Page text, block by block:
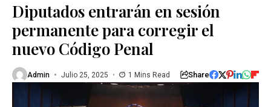
Diputados entrarán en sesión
permanente para corregir el
nuevo Código Penal
Admin Julio 25, 2025 1 Mins Read Share